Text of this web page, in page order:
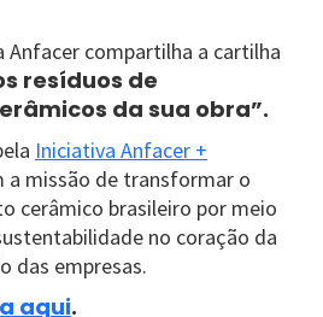
Anfacer compartilha a cartilha
resíduos de
da sua obra”.
Iniciativa Anfacer +
a missão de transformar o
cerâmico brasileiro por meio
no coração da
das empresas.
aqui.